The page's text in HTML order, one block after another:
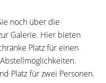
noch über die
Galerie. Hier bieten
Platz für einen
Platz für zwei Personen.